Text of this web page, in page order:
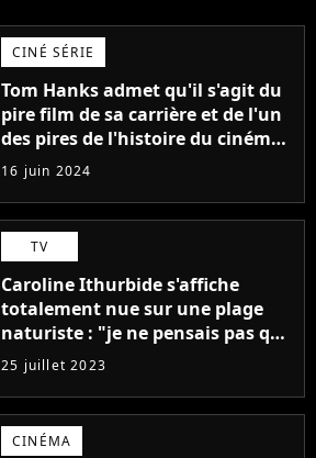
CINÉ SÉRIE
Tom Hanks admet qu'il s'agit du
pire film de sa carrière et de l'un
des pires de l'histoire du cinéma :
"L'un des films les plus
médiocres jamais réalisés"
16 juin 2024
TV
Caroline Ithurbide s'affiche
totalement nue sur une plage
naturiste : "je ne pensais pas que
j'arriverais à le faire..."
25 juillet 2023
CINÉMA